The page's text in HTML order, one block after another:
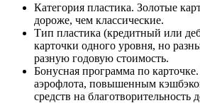
Категория пластика. Золотые
дороже, чем классические.
Тип пластика (кредитный или
карточки одного уровня, но
разную годовую стоимость.
Бонусная программа по
аэрофлота, повышенным
средств на